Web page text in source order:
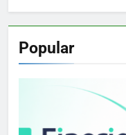
Popular